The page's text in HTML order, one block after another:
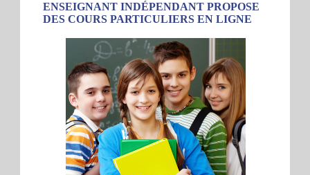
ENSEIGNANT INDÉPENDANT PROPOSE
DES COURS PARTICULIERS EN LIGNE